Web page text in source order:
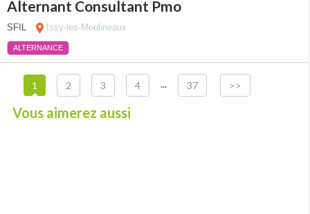
Alternant Consultant Pmo
SFIL Issy-les-Moulineaux
ALTERNANCE
1 2 3 4 ... 37 >>
Vous aimerez aussi